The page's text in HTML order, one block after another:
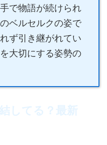
で物語が続けられ
ベルセルクの姿で
ず引き継がれてい
大切にする姿勢の
してる？最新